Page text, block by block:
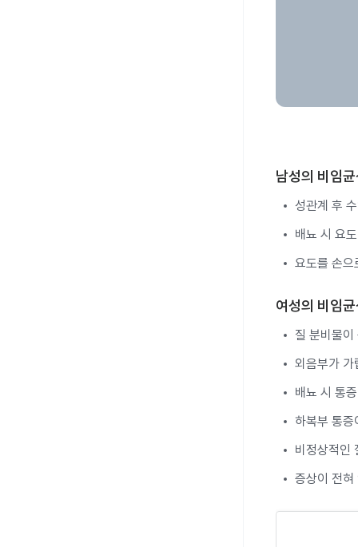
남성의 비임
성관계 후
배뇨 시 요
요도를 손으
여성의 비임
질 분비물
외음부가 가
배뇨 시 통
하복부 통증
비정상적인
증상이 전혀